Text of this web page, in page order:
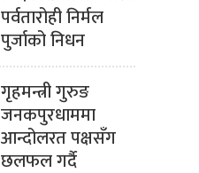
पर्वतारोही निर्मल
पुर्जाको निधन
गृहमन्त्री गुरुङ
जनकपुरधाममा
आन्दोलरत पक्षसँग
छलफल गर्दै